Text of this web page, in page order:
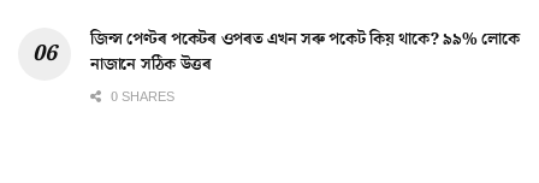
জিন্স পেণ্টৰ পকেটৰ ওপৰত এখন সৰু পকেট কিয় থাকে? ৯৯% লোকে
নাজানে সঠিক উত্তৰ
0 SHARES